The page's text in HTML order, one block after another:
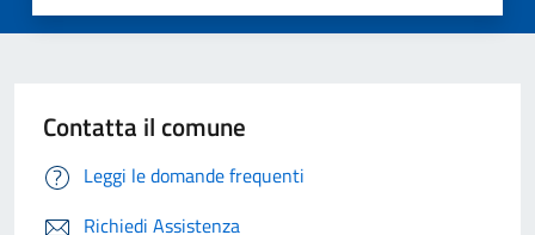
Contatta il comune
Leggi le domande frequenti
Richiedi Assistenza